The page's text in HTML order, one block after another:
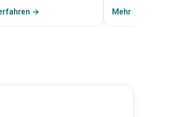
→
Mehr erfahren →